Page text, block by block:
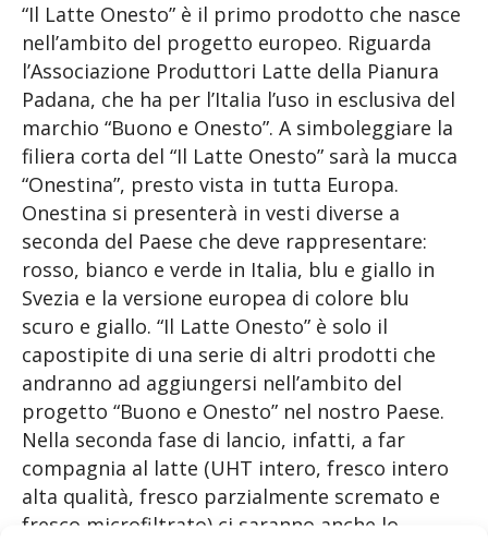
“Il Latte Onesto” è il primo prodotto che nasce
nell’ambito del progetto europeo. Riguarda
l’Associazione Produttori Latte della Pianura
Padana, che ha per l’Italia l’uso in esclusiva del
marchio “Buono e Onesto”. A simboleggiare la
filiera corta del “Il Latte Onesto” sarà la mucca
“Onestina”, presto vista in tutta Europa.
Onestina si presenterà in vesti diverse a
seconda del Paese che deve rappresentare:
rosso, bianco e verde in Italia, blu e giallo in
Svezia e la versione europea di colore blu
scuro e giallo. “Il Latte Onesto” è solo il
capostipite di una serie di altri prodotti che
andranno ad aggiungersi nell’ambito del
progetto “Buono e Onesto” nel nostro Paese.
Nella seconda fase di lancio, infatti, a far
compagnia al latte (UHT intero, fresco intero
alta qualità, fresco parzialmente scremato e
fresco microfiltrato) ci saranno anche lo